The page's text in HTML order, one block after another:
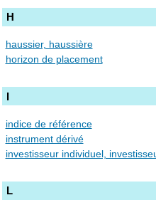
H
haussier, haussière
horizon de placement
I
indice de référence
instrument dérivé
L